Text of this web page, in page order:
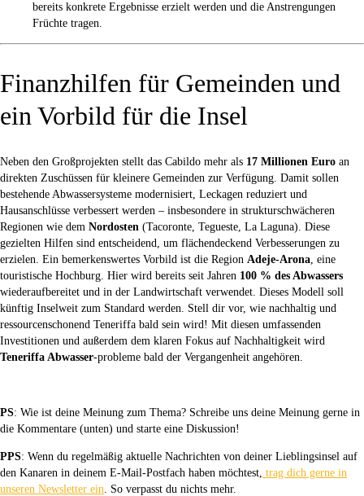
bereits konkrete Ergebnisse erzielt werden und die Anstrengungen
Früchte tragen.
Finanzhilfen für Gemeinden und
ein Vorbild für die Insel
Neben den Großprojekten stellt das Cabildo mehr als 17 Millionen Euro an
direkten Zuschüssen für kleinere Gemeinden zur Verfügung. Damit sollen
bestehende Abwassersysteme modernisiert, Leckagen reduziert und
Hausanschlüsse verbessert werden – insbesondere in strukturschwächeren
Regionen wie dem Nordosten (Tacoronte, Tegueste, La Laguna). Diese
gezielten Hilfen sind entscheidend, um flächendeckend Verbesserungen zu
erzielen. Ein bemerkenswertes Vorbild ist die Region Adeje-Arona , eine
touristische Hochburg. Hier wird bereits seit Jahren 100 % des Abwassers
wiederaufbereitet und in der Landwirtschaft verwendet. Dieses Modell soll
künftig Inselweit zum Standard werden. Stell dir vor, wie nachhaltig und
ressourcenschonend Teneriffa bald sein wird! Mit diesen umfassenden
Investitionen und außerdem dem klaren Fokus auf Nachhaltigkeit wird
Teneriffa Abwasser-probleme bald der Vergangenheit angehören.
PS: Wie ist deine Meinung zum Thema? Schreibe uns deine Meinung gerne in
die Kommentare (unten) und starte eine Diskussion!
PPS: Wenn du regelmäßig aktuelle Nachrichten von deiner Lieblingsinsel auf
den Kanaren in deinem E-Mail-Postfach haben möchtest, trag dich gerne in
unseren Newsletter ein . So verpasst du nichts mehr.